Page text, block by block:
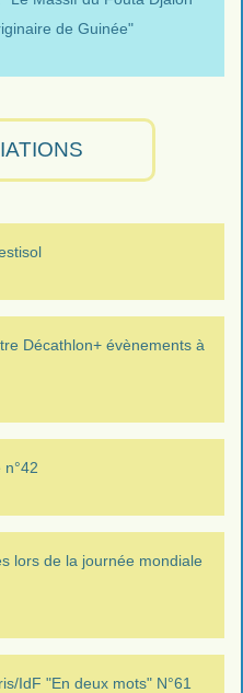
de Guinée"
Décathlon+ évènements à
n°42
lors de la journée mondiale
IdF "En deux mots" N°61